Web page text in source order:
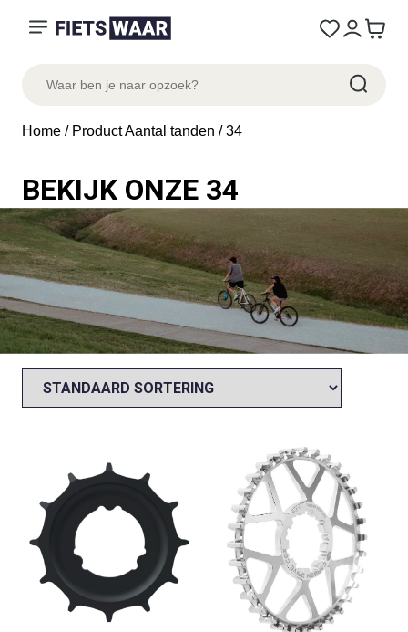
Home / Product Aantal tanden / 34
BEKIJK ONZE 34